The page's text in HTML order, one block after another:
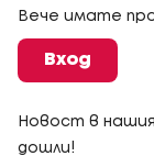
Вече имате
Вход
Новост в
дошли!